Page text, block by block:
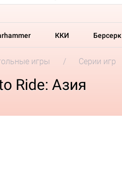
ККИ Берсерк
игры Серии игр
Ride: Азия